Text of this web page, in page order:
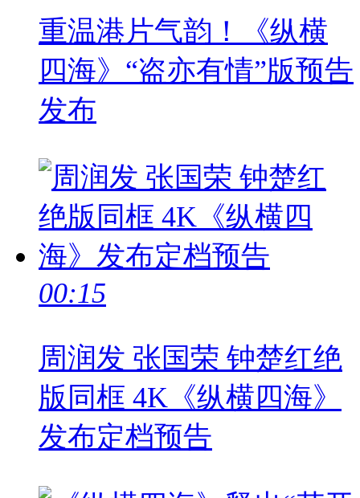
重温港片气韵！《纵横
四海》“盗亦有情”版预告
发布
00:15
周润发 张国荣 钟楚红绝
版同框 4K《纵横四海》
发布定档预告